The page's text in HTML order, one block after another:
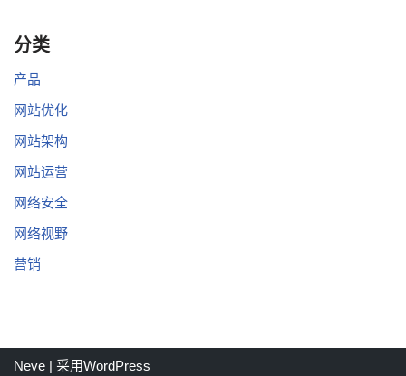
分类
产品
网站优化
网站架构
网站运营
网络安全
网络视野
营销
Neve | 采用WordPress